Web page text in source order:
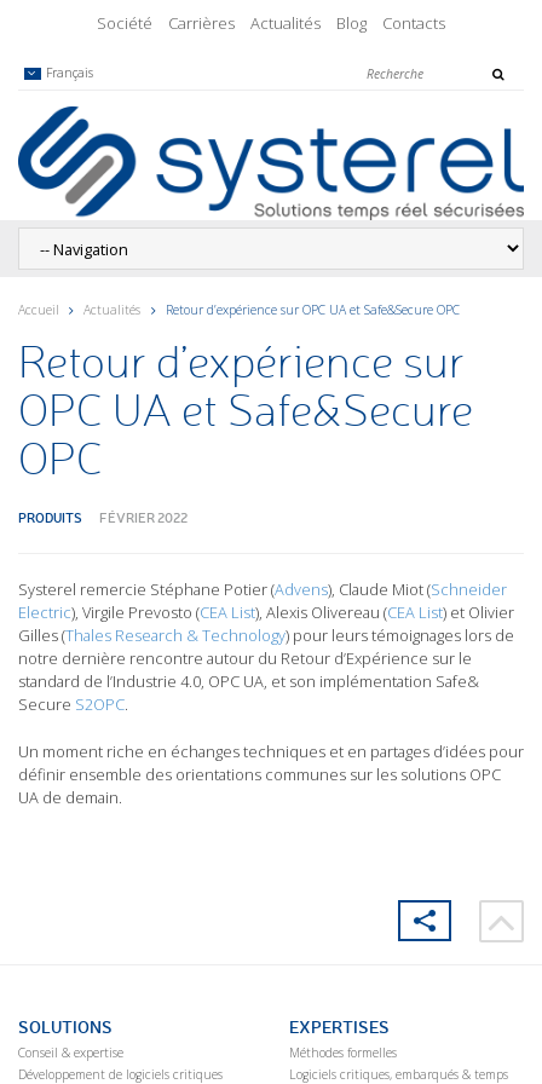
Société Carrières Actualités Blog Contacts
Français
Accueil Actualités Retour d’expérience sur OPC UA et Safe&Secure OPC
Retour d’expérience sur
OPC UA et Safe&Secure
OPC
PRODUITS FÉVRIER 2022
Systerel remercie Stéphane Potier (Advens), Claude Miot (Schneider
Electric), Virgile Prevosto (CEA List), Alexis Olivereau (CEA List) et Olivier
Gilles (Thales Research & Technology) pour leurs témoignages lors de
notre dernière rencontre autour du Retour d’Expérience sur le
standard de l’Industrie 4.0, OPC UA, et son implémentation Safe&
Secure S2OPC.
Un moment riche en échanges techniques et en partages d’idées pour
définir ensemble des orientations communes sur les solutions OPC
UA de demain.
SOLUTIONS
Conseil & expertise
Développement de logiciels critiques
EXPERTISES
Méthodes formelles
Logiciels critiques, embarqués & temps